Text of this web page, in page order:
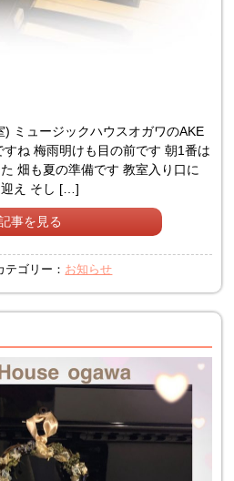
ミュージックハウスオガワのAKE
ね 梅雨明けも目の前です 朝1番は
畑も夏の準備です 教室入り口に
迎え そし […]
事を見る
ゴリー： お知らせ